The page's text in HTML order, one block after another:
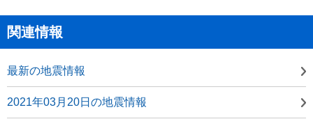
関連情報
最新の地震情報
2021年03月20日の地震情報